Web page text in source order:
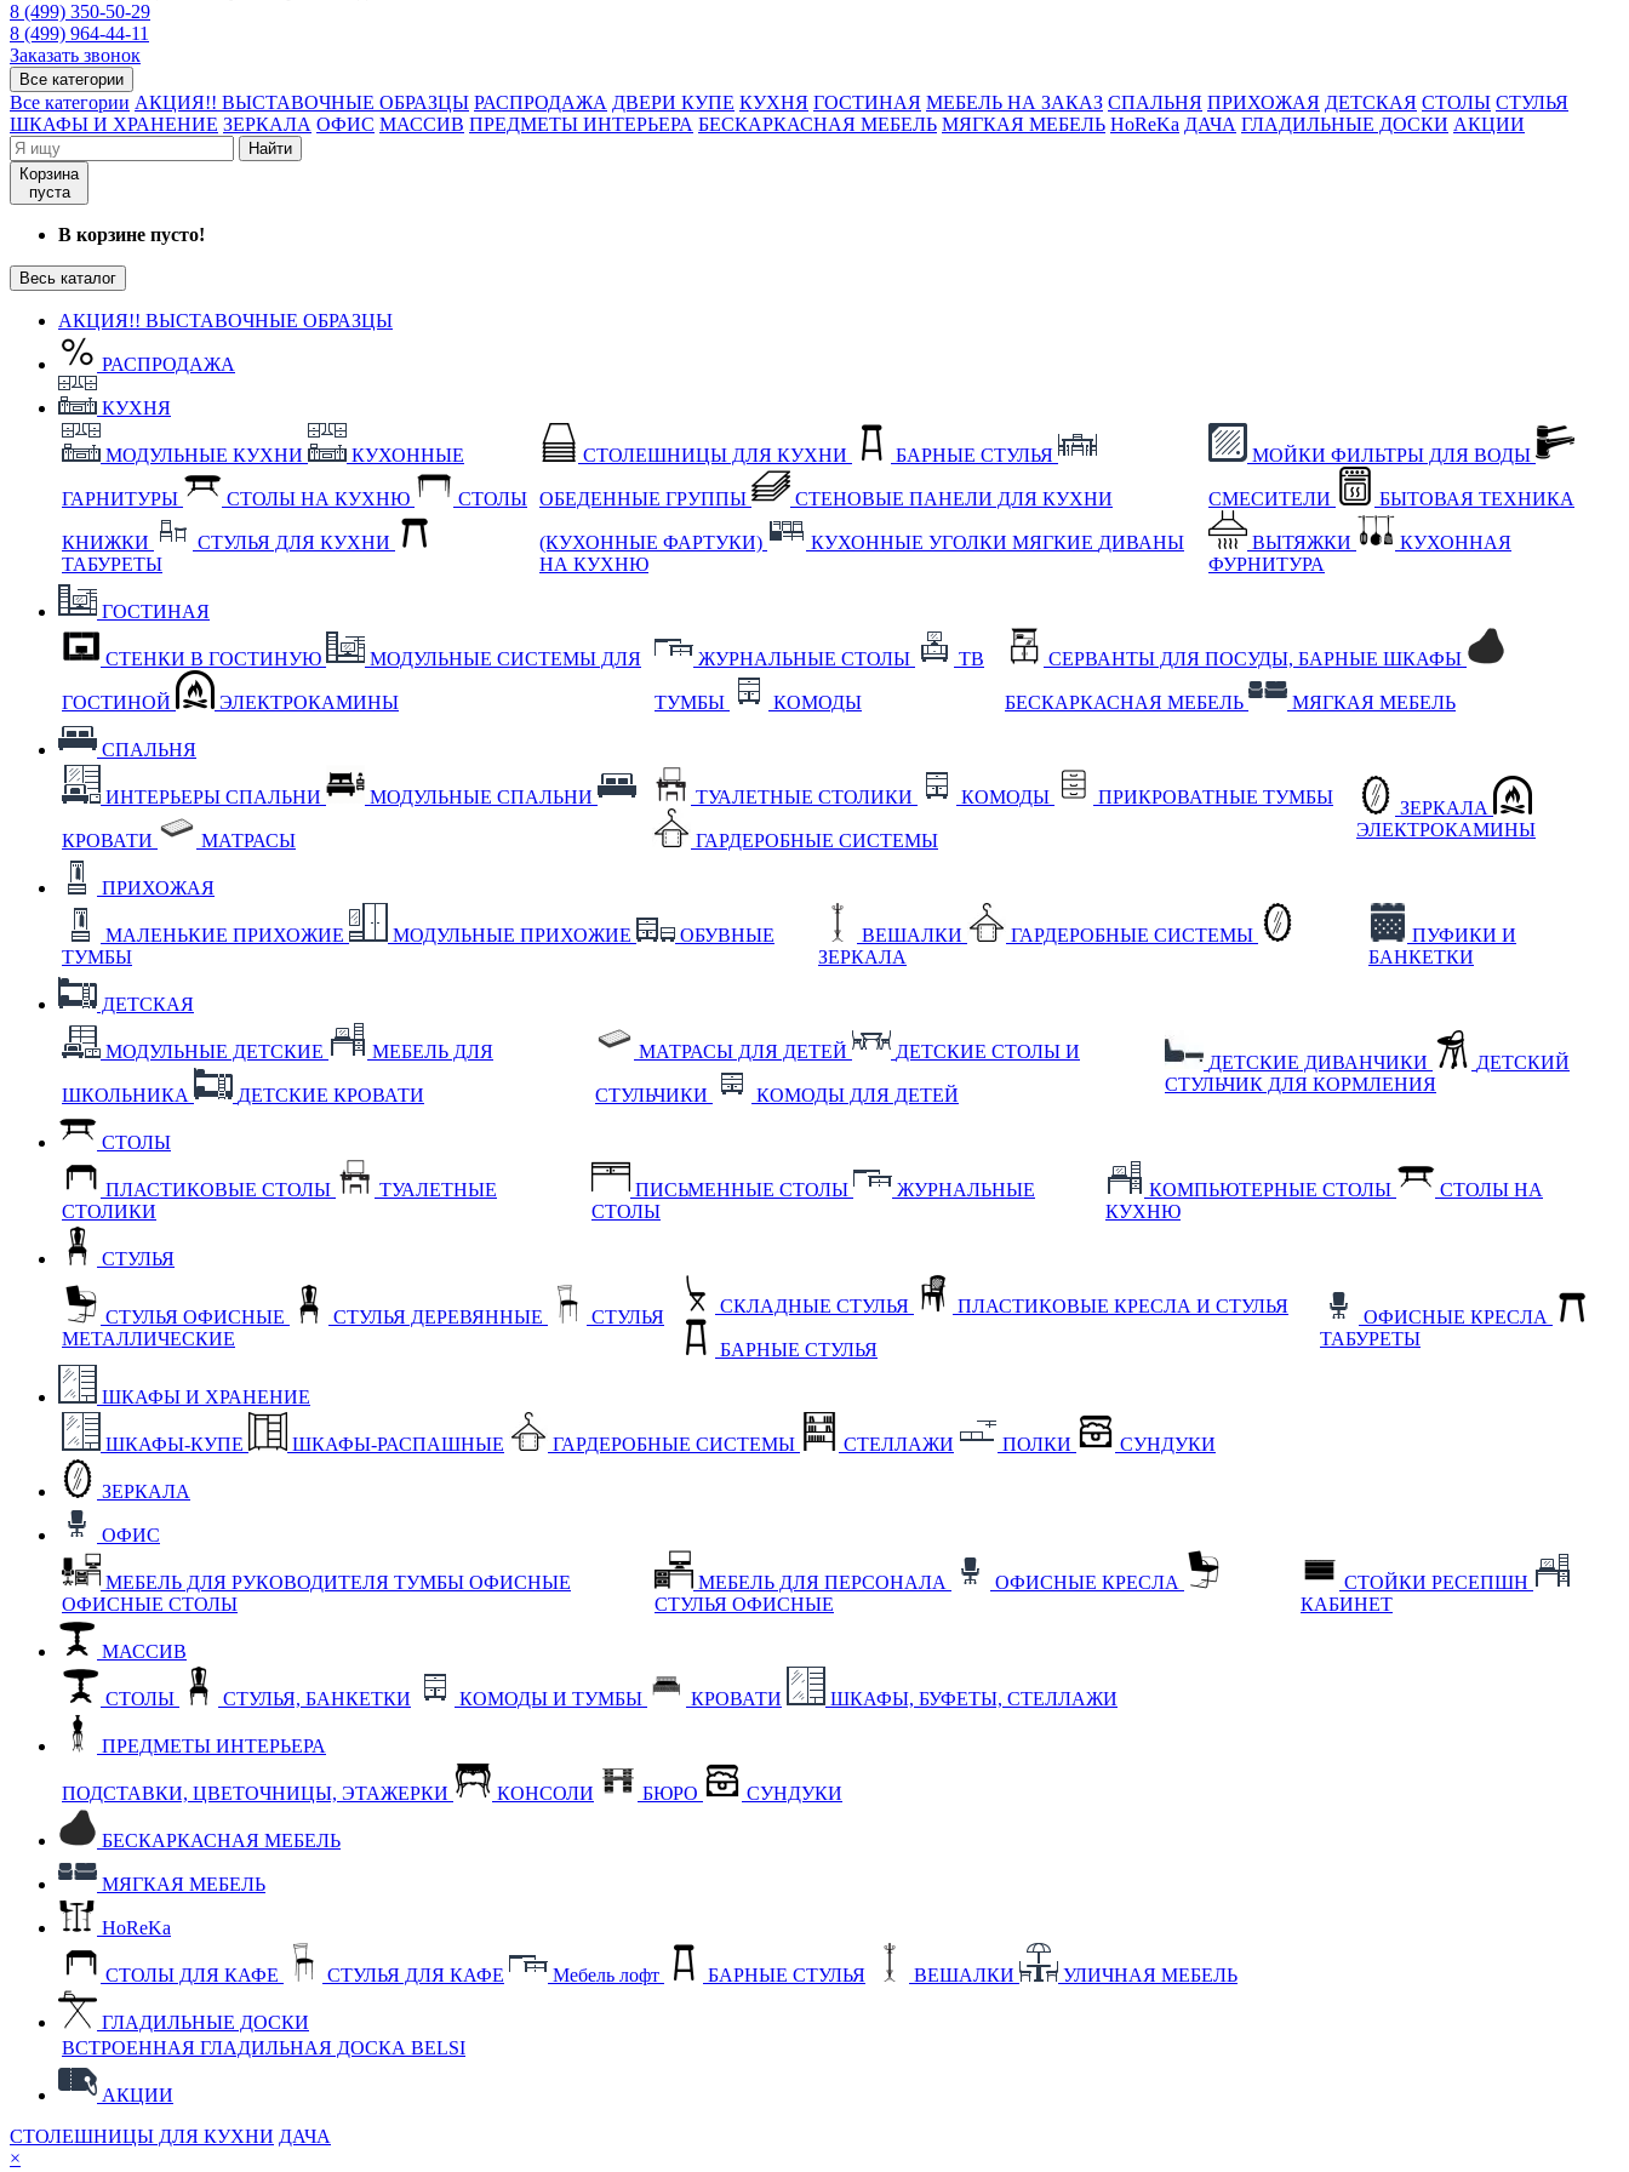
8 (499) 350-50-29
8 (499) 964-44-11
Заказать звонок
Все категории
Все категории АКЦИЯ!! ВЫСТАВОЧНЫЕ ОБРАЗЦЫ РАСПРОДАЖА ДВЕРИ КУПЕ КУХНЯ ГОСТИНАЯ МЕБЕЛЬ НА ЗАКАЗ СПАЛЬНЯ ПРИХОЖАЯ ДЕТСКАЯ СТОЛЫ СТУЛЬЯ
ШКАФЫ И ХРАНЕНИЕ ЗЕРКАЛА ОФИС МАССИВ ПРЕДМЕТЫ ИНТЕРЬЕРА БЕСКАРКАСНАЯ МЕБЕЛЬ МЯГКАЯ МЕБЕЛЬ HoReKa ДАЧА ГЛАДИЛЬНЫЕ ДОСКИ АКЦИИ
Найти
Корзина
пуста
В корзине пусто!
Весь каталог
АКЦИЯ!! ВЫСТАВОЧНЫЕ ОБРАЗЦЫ
РАСПРОДАЖА
КУХНЯ
МОДУЛЬНЫЕ КУХНИ КУХОННЫЕ
ГАРНИТУРЫ СТОЛЫ НА КУХНЮ СТОЛЫ
КНИЖКИ
СТУЛЬЯ ДЛЯ КУХНИ
ТАБУРЕТЫ
СТОЛЕШНИЦЫ ДЛЯ КУХНИ БАРНЫЕ СТУЛЬЯ
ОБЕДЕННЫЕ ГРУППЫ СТЕНОВЫЕ ПАНЕЛИ ДЛЯ КУХНИ
(КУХОННЫЕ ФАРТУКИ) КУХОННЫЕ УГОЛКИ МЯГКИЕ ДИВАНЫ
НА КУХНЮ
МОЙКИ ФИЛЬТРЫ ДЛЯ ВОДЫ
СМЕСИТЕЛИ БЫТОВАЯ ТЕХНИКА
ВЫТЯЖКИ
КУХОННАЯ
ФУРНИТУРА
ГОСТИНАЯ
СТЕНКИ В ГОСТИНУЮ МОДУЛЬНЫЕ СИСТЕМЫ ДЛЯ
ГОСТИНОЙ ЭЛЕКТРОКАМИНЫ
ЖУРНАЛЬНЫЕ СТОЛЫ ТВ
ТУМБЫ КОМОДЫ
СЕРВАНТЫ ДЛЯ ПОСУДЫ, БАРНЫЕ ШКАФЫ
БЕСКАРКАСНАЯ МЕБЕЛЬ МЯГКАЯ МЕБЕЛЬ
СПАЛЬНЯ
ИНТЕРЬЕРЫ СПАЛЬНИ МОДУЛЬНЫЕ СПАЛЬНИ
КРОВАТИ МАТРАСЫ
ТУАЛЕТНЫЕ СТОЛИКИ КОМОДЫ ПРИКРОВАТНЫЕ ТУМБЫ
ГАРДЕРОБНЫЕ СИСТЕМЫ
ЗЕРКАЛА
ЭЛЕКТРОКАМИНЫ
ПРИХОЖАЯ
МАЛЕНЬКИЕ ПРИХОЖИЕ МОДУЛЬНЫЕ ПРИХОЖИЕ
ОБУВНЫЕ
ТУМБЫ
ВЕШАЛКИ
ГАРДЕРОБНЫЕ СИСТЕМЫ
ЗЕРКАЛА
ПУФИКИ И
БАНКЕТКИ
ДЕТСКАЯ
МОДУЛЬНЫЕ ДЕТСКИЕ МЕБЕЛЬ ДЛЯ
ШКОЛЬНИКА ДЕТСКИЕ КРОВАТИ
МАТРАСЫ ДЛЯ ДЕТЕЙ ДЕТСКИЕ СТОЛЫ И
СТУЛЬЧИКИ КОМОДЫ ДЛЯ ДЕТЕЙ
ДЕТСКИЕ ДИВАНЧИКИ
ДЕТСКИЙ
СТУЛЬЧИК ДЛЯ КОРМЛЕНИЯ
СТОЛЫ
ПЛАСТИКОВЫЕ СТОЛЫ
ТУАЛЕТНЫЕ
СТОЛИКИ
ПИСЬМЕННЫЕ СТОЛЫ
ЖУРНАЛЬНЫЕ
СТОЛЫ
КОМПЬЮТЕРНЫЕ СТОЛЫ
СТОЛЫ НА
КУХНЮ
СТУЛЬЯ
СТУЛЬЯ ОФИСНЫЕ СТУЛЬЯ ДЕРЕВЯННЫЕ
СТУЛЬЯ
МЕТАЛЛИЧЕСКИЕ
СКЛАДНЫЕ СТУЛЬЯ ПЛАСТИКОВЫЕ КРЕСЛА И СТУЛЬЯ
БАРНЫЕ СТУЛЬЯ
ОФИСНЫЕ КРЕСЛА
ТАБУРЕТЫ
ШКАФЫ И ХРАНЕНИЕ
ШКАФЫ-КУПЕ ШКАФЫ-РАСПАШНЫЕ ГАРДЕРОБНЫЕ СИСТЕМЫ СТЕЛЛАЖИ ПОЛКИ СУНДУКИ
ЗЕРКАЛА
ОФИС
МЕБЕЛЬ ДЛЯ РУКОВОДИТЕЛЯ ТУМБЫ ОФИСНЫЕ
ОФИСНЫЕ СТОЛЫ
МЕБЕЛЬ ДЛЯ ПЕРСОНАЛА
ОФИСНЫЕ КРЕСЛА
СТУЛЬЯ ОФИСНЫЕ
СТОЙКИ РЕСЕПШН
КАБИНЕТ
МАССИВ
СТОЛЫ СТУЛЬЯ, БАНКЕТКИ КОМОДЫ И ТУМБЫ КРОВАТИ ШКАФЫ, БУФЕТЫ, СТЕЛЛАЖИ
ПРЕДМЕТЫ ИНТЕРЬЕРА
ПОДСТАВКИ, ЦВЕТОЧНИЦЫ, ЭТАЖЕРКИ КОНСОЛИ БЮРО СУНДУКИ
БЕСКАРКАСНАЯ МЕБЕЛЬ
МЯГКАЯ МЕБЕЛЬ
HoReKa
СТОЛЫ ДЛЯ КАФЕ СТУЛЬЯ ДЛЯ КАФЕ Мебель лофт БАРНЫЕ СТУЛЬЯ ВЕШАЛКИ УЛИЧНАЯ МЕБЕЛЬ
ГЛАДИЛЬНЫЕ ДОСКИ
ВСТРОЕННАЯ ГЛАДИЛЬНАЯ ДОСКА BELSI
АКЦИИ
СТОЛЕШНИЦЫ ДЛЯ КУХНИ ДАЧА
×